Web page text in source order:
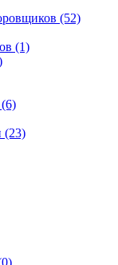
(52)
(1)
(23)